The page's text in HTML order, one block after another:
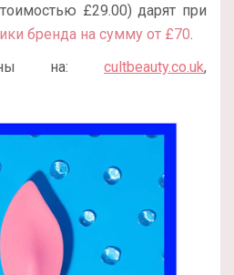
£29.00) дарят при
бренда на сумму от £70.
на: cultbeauty.co.uk,